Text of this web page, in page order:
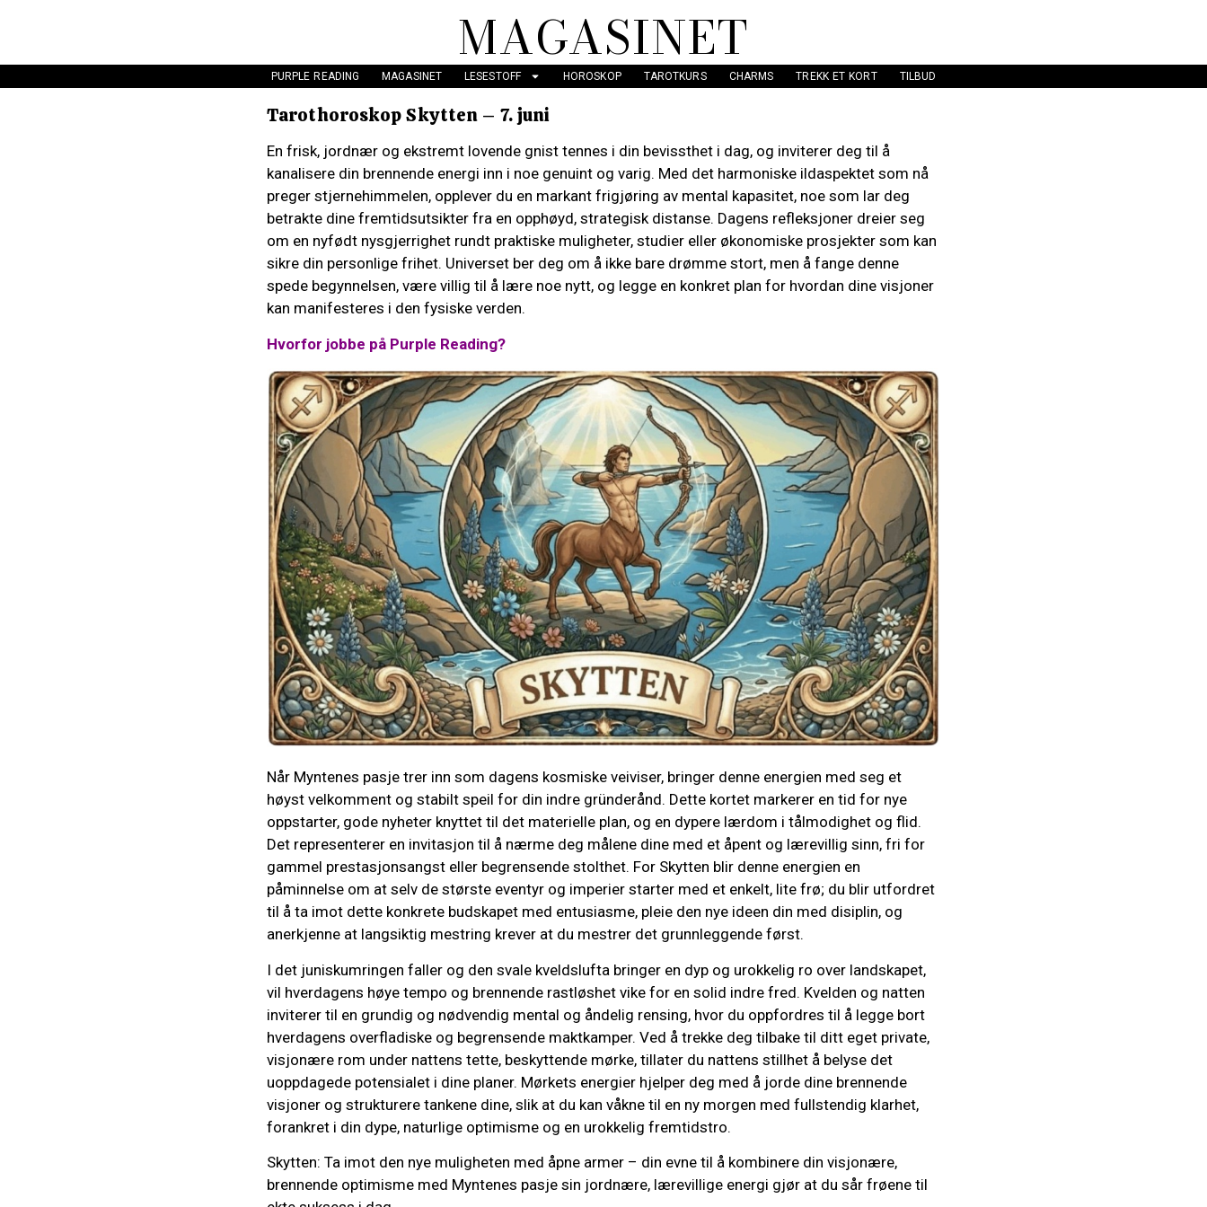
MAGASINET
PURPLE READING MAGASINET LESESTOFF HOROSKOP TAROTKURS CHARMS TREKK ET KORT TILBUD
Tarothoroskop Skytten – 7. juni
En frisk, jordnær og ekstremt lovende gnist tennes i din bevissthet i dag, og inviterer deg til å
kanalisere din brennende energi inn i noe genuint og varig. Med det harmoniske ildaspektet som nå
preger stjernehimmelen, opplever du en markant frigjøring av mental kapasitet, noe som lar deg
betrakte dine fremtidsutsikter fra en opphøyd, strategisk distanse. Dagens refleksjoner dreier seg
om en nyfødt nysgjerrighet rundt praktiske muligheter, studier eller økonomiske prosjekter som kan
sikre din personlige frihet. Universet ber deg om å ikke bare drømme stort, men å fange denne
spede begynnelsen, være villig til å lære noe nytt, og legge en konkret plan for hvordan dine visjoner
kan manifesteres i den fysiske verden.
Hvorfor jobbe på Purple Reading?
Når Myntenes pasje trer inn som dagens kosmiske veiviser, bringer denne energien med seg et
høyst velkomment og stabilt speil for din indre gründerånd. Dette kortet markerer en tid for nye
oppstarter, gode nyheter knyttet til det materielle plan, og en dypere lærdom i tålmodighet og flid.
Det representerer en invitasjon til å nærme deg målene dine med et åpent og lærevillig sinn, fri for
gammel prestasjonsangst eller begrensende stolthet. For Skytten blir denne energien en
påminnelse om at selv de største eventyr og imperier starter med et enkelt, lite frø; du blir utfordret
til å ta imot dette konkrete budskapet med entusiasme, pleie den nye ideen din med disiplin, og
anerkjenne at langsiktig mestring krever at du mestrer det grunnleggende først.
I det juniskumringen faller og den svale kveldslufta bringer en dyp og urokkelig ro over landskapet,
vil hverdagens høye tempo og brennende rastløshet vike for en solid indre fred. Kvelden og natten
inviterer til en grundig og nødvendig mental og åndelig rensing, hvor du oppfordres til å legge bort
hverdagens overfladiske og begrensende maktkamper. Ved å trekke deg tilbake til ditt eget private,
visjonære rom under nattens tette, beskyttende mørke, tillater du nattens stillhet å belyse det
uoppdagede potensialet i dine planer. Mørkets energier hjelper deg med å jorde dine brennende
visjoner og strukturere tankene dine, slik at du kan våkne til en ny morgen med fullstendig klarhet,
forankret i din dype, naturlige optimisme og en urokkelig fremtidstro.
Skytten: Ta imot den nye muligheten med åpne armer – din evne til å kombinere din visjonære,
brennende optimisme med Myntenes pasje sin jordnære, lærevillige energi gjør at du sår frøene til